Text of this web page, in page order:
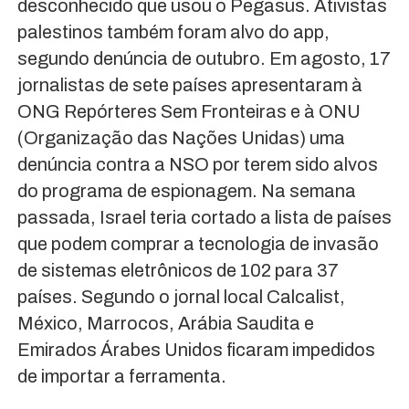
desconhecido que usou o Pegasus. Ativistas
palestinos também foram alvo do app,
segundo denúncia de outubro. Em agosto, 17
jornalistas de sete países apresentaram à
ONG Repórteres Sem Fronteiras e à ONU
(Organização das Nações Unidas) uma
denúncia contra a NSO por terem sido alvos
do programa de espionagem. Na semana
passada, Israel teria cortado a lista de países
que podem comprar a tecnologia de invasão
de sistemas eletrônicos de 102 para 37
países. Segundo o jornal local Calcalist,
México, Marrocos, Arábia Saudita e
Emirados Árabes Unidos ficaram impedidos
de importar a ferramenta.